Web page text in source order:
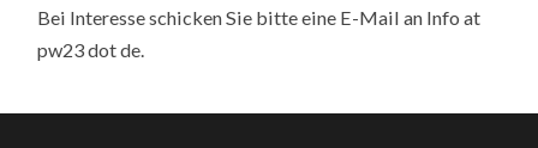
Bei Interesse schicken Sie bitte eine E-Mail an Info at
pw23 dot de.